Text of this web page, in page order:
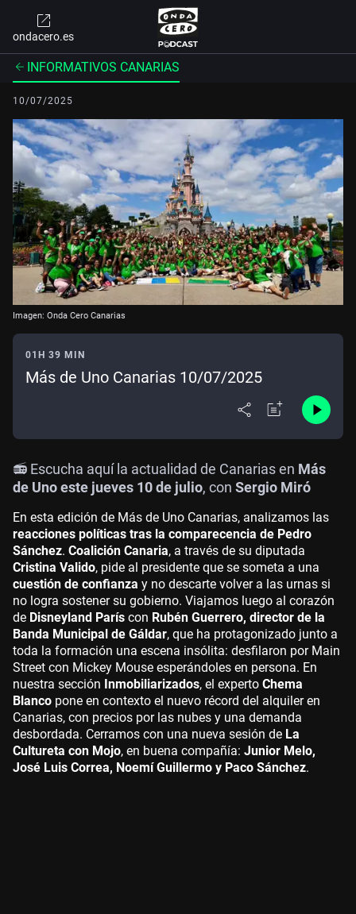
ondacero.es
INFORMATIVOS CANARIAS
10/07/2025
Imagen: Onda Cero Canarias
01H 39 MIN
Más de Uno Canarias 10/07/2025
📻 Escucha aquí la actualidad de Canarias en Más
de Uno este jueves 10 de julio, con Sergio Miró
En esta edición de Más de Uno Canarias, analizamos las
reacciones políticas tras la comparecencia de Pedro
Sánchez. Coalición Canaria, a través de su diputada
Cristina Valido, pide al presidente que se someta a una
cuestión de confianza y no descarte volver a las urnas si
no logra sostener su gobierno. Viajamos luego al corazón
de Disneyland París con Rubén Guerrero, director de la
Banda Municipal de Gáldar, que ha protagonizado junto a
toda la formación una escena insólita: desfilaron por Main
Street con Mickey Mouse esperándoles en persona. En
nuestra sección Inmobiliarizados, el experto Chema
Blanco pone en contexto el nuevo récord del alquiler en
Canarias, con precios por las nubes y una demanda
desbordada. Cerramos con una nueva sesión de La
Cultureta con Mojo, en buena compañía: Junior Melo,
José Luis Correa, Noemí Guillermo y Paco Sánchez.